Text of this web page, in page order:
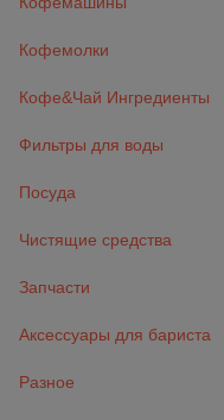
Кофемолки
Кофе&Чай Ингредиенты
Фильтры для воды
Посуда
Чистящие средства
Запчасти
Аксессуары для бариста
Разное